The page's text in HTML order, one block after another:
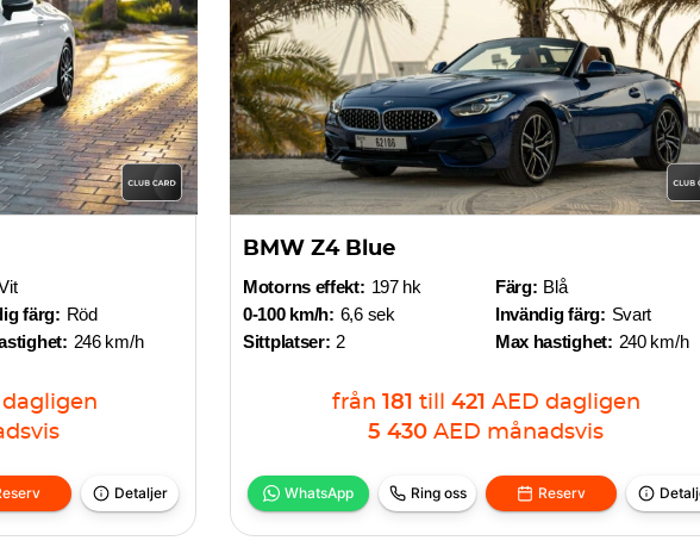
färg: Röd
246 km/h
dagligen
Detaljer
BMW Z4 Blue
Motorns effekt: 197 hk
0-100 km/h: 6,6 sek
Sittplatser: 2
Färg: Blå
Invändig färg: Svart
Max hastighet: 240 km/h
från 181 till 421 AED dagligen
5 430 AED månadsvis
WhatsApp Ring oss Reserv